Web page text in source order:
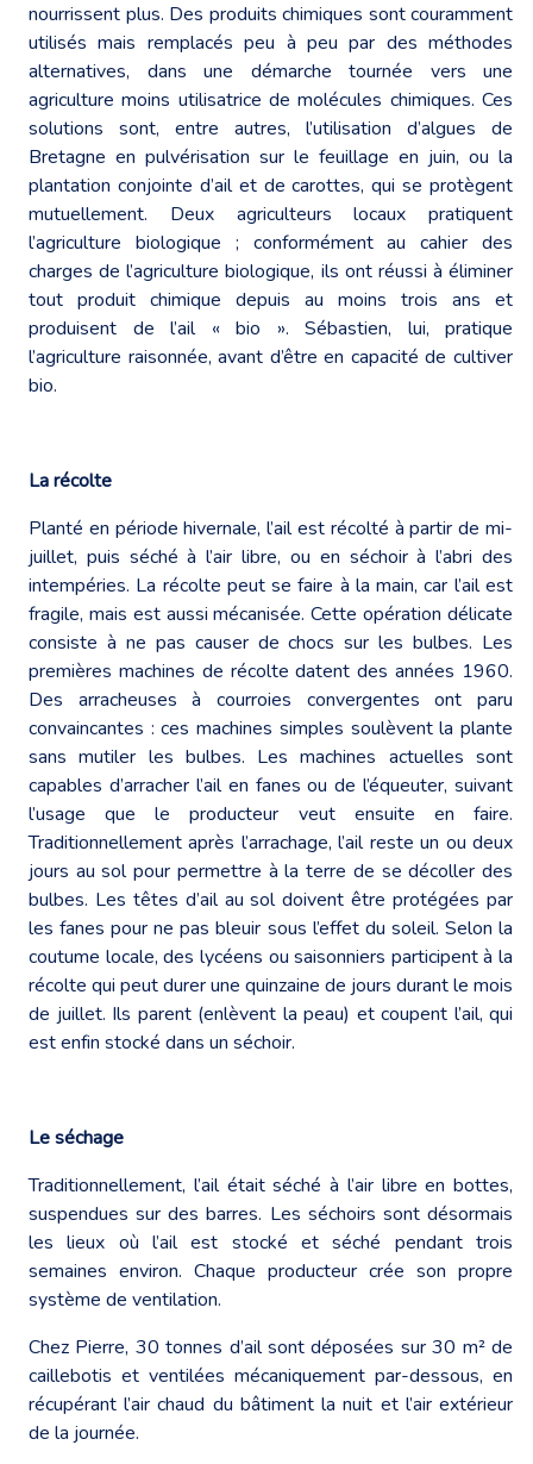
nourrissent plus. Des produits chimiques sont couramment
utilisés mais remplacés peu à peu par des méthodes
alternatives, dans une démarche tournée vers une
agriculture moins utilisatrice de molécules chimiques. Ces
solutions sont, entre autres, l’utilisation d’algues de
Bretagne en pulvérisation sur le feuillage en juin, ou la
plantation conjointe d’ail et de carottes, qui se protègent
mutuellement. Deux agriculteurs locaux pratiquent
l’agriculture biologique ; conformément au cahier des
charges de l’agriculture biologique, ils ont réussi à éliminer
tout produit chimique depuis au moins trois ans et
produisent de l’ail « bio ». Sébastien, lui, pratique
l’agriculture raisonnée, avant d’être en capacité de cultiver
bio.
La récolte
Planté en période hivernale, l’ail est récolté à partir de mi-
juillet, puis séché à l’air libre, ou en séchoir à l’abri des
intempéries. La récolte peut se faire à la main, car l’ail est
fragile, mais est aussi mécanisée. Cette opération délicate
consiste à ne pas causer de chocs sur les bulbes. Les
premières machines de récolte datent des années 1960.
Des arracheuses à courroies convergentes ont paru
convaincantes : ces machines simples soulèvent la plante
sans mutiler les bulbes. Les machines actuelles sont
capables d’arracher l’ail en fanes ou de l’équeuter, suivant
l’usage que le producteur veut ensuite en faire.
Traditionnellement après l’arrachage, l’ail reste un ou deux
jours au sol pour permettre à la terre de se décoller des
bulbes. Les têtes d’ail au sol doivent être protégées par
les fanes pour ne pas bleuir sous l’effet du soleil. Selon la
coutume locale, des lycéens ou saisonniers participent à la
récolte qui peut durer une quinzaine de jours durant le mois
de juillet. Ils parent (enlèvent la peau) et coupent l’ail, qui
est enfin stocké dans un séchoir.
Le séchage
Traditionnellement, l’ail était séché à l’air libre en bottes,
suspendues sur des barres. Les séchoirs sont désormais
les lieux où l’ail est stocké et séché pendant trois
semaines environ. Chaque producteur crée son propre
système de ventilation.
Chez Pierre, 30 tonnes d’ail sont déposées sur 30 m² de
caillebotis et ventilées mécaniquement par-dessous, en
récupérant l’air chaud du bâtiment la nuit et l’air extérieur
de la journée.